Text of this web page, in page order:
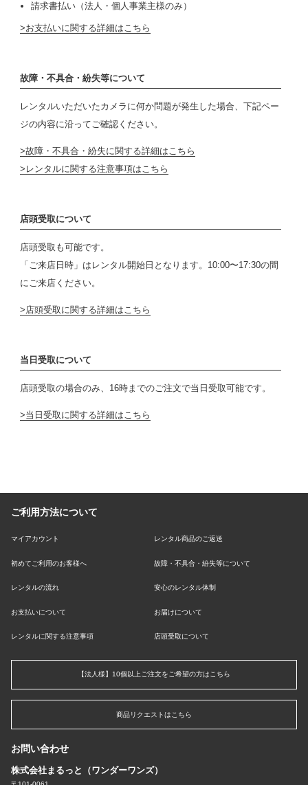
請求書払い（法人・個人事業主様のみ）
お支払いに関する詳細はこちら
故障・不具合・紛失等について
レンタルいただいたカメラに何か問題が発生した場合、下記ペー
ジの内容に沿ってご確認ください。
故障・不具合・紛失に関する詳細はこちら
レンタルに関する注意事項はこちら
店頭受取について
店頭受取も可能です。
「ご来店日時」はレンタル開始日となります。10:00〜17:30の間
にご来店ください。
店頭受取に関する詳細はこちら
当日受取について
店頭受取の場合のみ、16時までのご注文で当日受取可能です。
当日受取に関する詳細はこちら
ご利用方法について
マイアカウント レンタル商品のご返送
初めてご利用のお客様へ 故障・不具合・紛失等について
レンタルの流れ 安心のレンタル体制
お支払いについて お届けについて
レンタルに関する注意事項 店頭受取について
【法人様】10個以上ご注文をご希望の方はこちら
商品リクエストはこちら
お問い合わせ
株式会社まるっと（ワンダーワンズ）